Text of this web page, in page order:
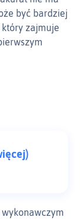
być bardziej
który zajmuje